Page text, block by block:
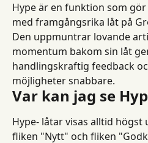
Hype är en funktion som
med framgångsrika låt på
Den uppmuntrar lovande
momentum bakom sin låt
handlingskraftig feedback
möjligheter snabbare.
Var kan jag se
Hype- låtar visas alltid
fliken "Nytt" och fliken